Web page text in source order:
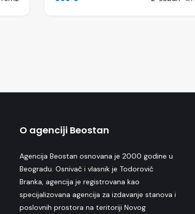
O agenciji Beostan
Agencija Beostan osnovana je 2000 godine u
Beogradu. Osnivač i vlasnik je Todorović
Branka, agencija je registrovana kao
specijalizovana agencija za izdavanje stanova i
poslovnih prostora na teritoriji Novog